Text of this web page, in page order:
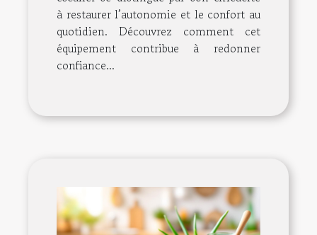
à restaurer l’autonomie et le confort au
quotidien. Découvrez comment cet
équipement contribue à redonner
confiance...